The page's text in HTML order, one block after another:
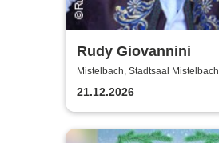
Rudy Giovannini
Mistelbach, Stadtsaal Mistelbach
21.12.2026